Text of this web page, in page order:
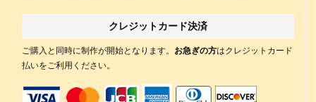
クレジットカード決済
ご購入と同時に制作が開始となります。 お急ぎの方はクレジットカード
払いをご利用ください。